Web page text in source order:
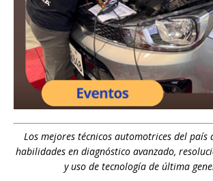
Los mejores técnicos automotrices del país
habilidades en diagnóstico avanzado,
y uso de tecnología de última